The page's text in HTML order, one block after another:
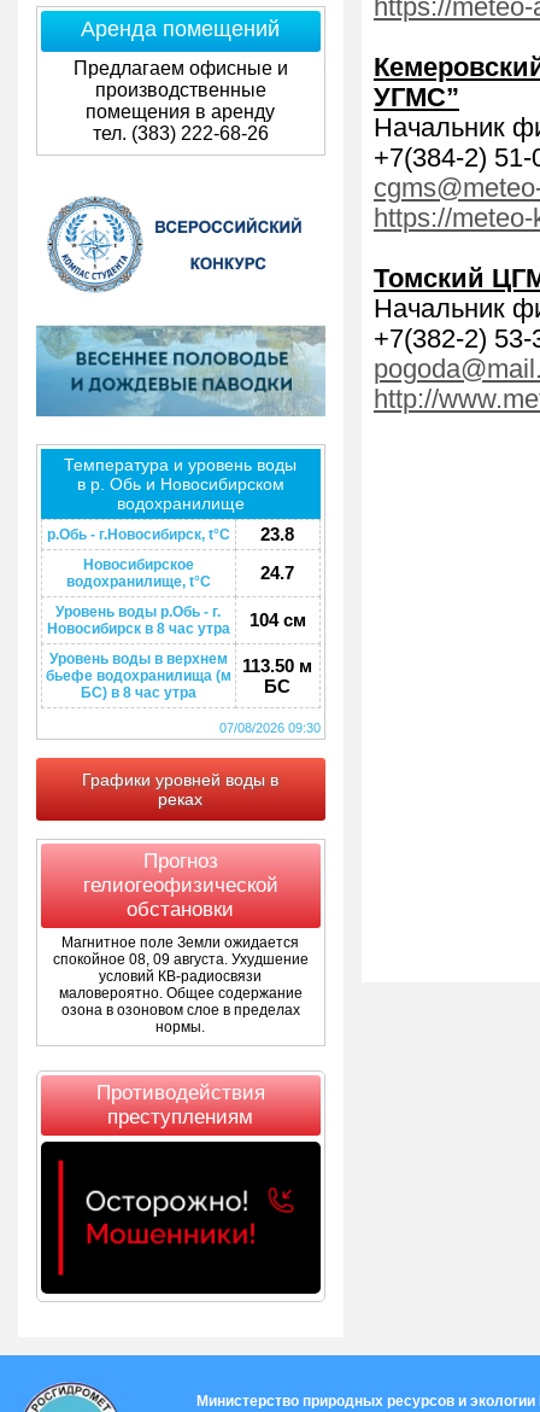
Аренда помещений
Предлагаем офисные и
производственные
помещения в аренду
тел. (383) 222-68-26
Температура и уровень воды
в р. Обь и Новосибирском
водохранилище
р.Обь - г.Новосибирск, t°C 23.8
Новосибирское
водохранилище, t°C
24.7
Уровень воды р.Обь - г.
Новосибирск в 8 час утра
104 см
Уровень воды в верхнем
бьефе водохранилища (м
БС) в 8 час утра
113.50 м
БС
07/08/2026 09:30
Графики уровней воды в
реках
Прогноз
гелиогеофизической
обстановки
Магнитное поле Земли ожидается
спокойное 08, 09 августа. Ухудшение
условий КВ-радиосвязи
маловероятно. Общее содержание
озона в озоновом слое в пределах
нормы.
Противодействия
преступлениям
https://
УГМС”
Начальник
+7(384-2) 51-
https://
Томский
Начальник
+7(382-2) 53-
http://
Министерство природных ресурсов и